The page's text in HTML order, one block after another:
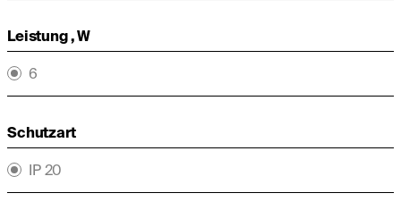
Leistung , W
6
Schutzart
IP 20